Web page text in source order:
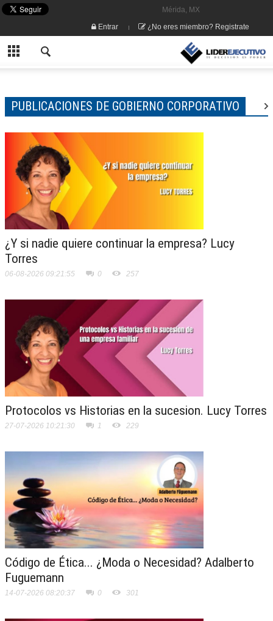
Mérida, MX
Entrar
¿No eres miembro? Registrate
PUBLICACIONES DE GOBIERNO CORPORATIVO
¿Y si nadie quiere continuar la empresa? Lucy
Torres
06-08-2026 09:21:55 0 257
Protocolos vs Historias en la sucesion. Lucy Torres
27-07-2026 10:21:30 1 229
Código de Ética... ¿Moda o Necesidad? Adalberto
Fuguemann
14-07-2026 08:20:37 0 301